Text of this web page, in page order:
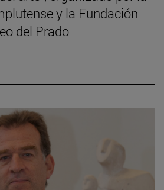
y la Fundación
del Prado